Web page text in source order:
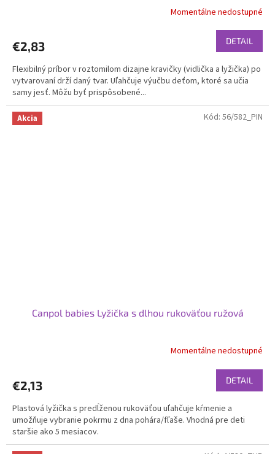
Momentálne nedostupné
€2,83 DETAIL
Flexibilný príbor v roztomilom dizajne kravičky (vidlička a lyžička) po
vytvarovaní drží daný tvar. Uľahčuje výučbu deťom, ktoré sa učia
samy jesť. Môžu byť prispôsobené...
Akcia
Canpol babies Lyžička s dlhou rukoväťou ružová
Momentálne nedostupné
€2,13 DETAIL
Plastová lyžička s predĺženou rukoväťou uľahčuje kŕmenie a
umožňuje vybranie pokrmu z dna pohára/fľaše. Vhodná pre deti
staršie ako 5 mesiacov.
Kód: 56/582_PIN